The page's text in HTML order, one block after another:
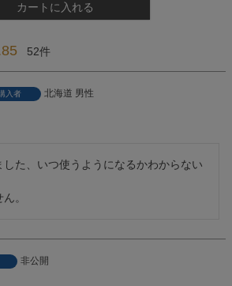
カートに入れる
52
入者 北海道 男性
た、いつ使うようになるかわからない
。
非公開